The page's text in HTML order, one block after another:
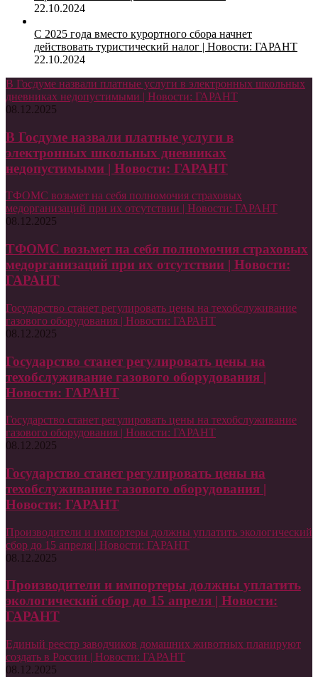
22.10.2024
С 2025 года вместо курортного сбора начнет
действовать туристический налог | Новости: ГАРАНТ
22.10.2024
В Госдуме назвали платные услуги в электронных школьных
дневниках недопустимыми | Новости: ГАРАНТ
08.12.2025
В Госдуме назвали платные услуги в
электронных школьных дневниках
недопустимыми | Новости: ГАРАНТ
ТФОМС возьмет на себя полномочия страховых
медорганизаций при их отсутствии | Новости: ГАРАНТ
08.12.2025
ТФОМС возьмет на себя полномочия страховых
медорганизаций при их отсутствии | Новости:
ГАРАНТ
Государство станет регулировать цены на техобслуживание
газового оборудования | Новости: ГАРАНТ
08.12.2025
Государство станет регулировать цены на
техобслуживание газового оборудования |
Новости: ГАРАНТ
Государство станет регулировать цены на техобслуживание
газового оборудования | Новости: ГАРАНТ
08.12.2025
Государство станет регулировать цены на
техобслуживание газового оборудования |
Новости: ГАРАНТ
Производители и импортеры должны уплатить экологический
сбор до 15 апреля | Новости: ГАРАНТ
08.12.2025
Производители и импортеры должны уплатить
экологический сбор до 15 апреля | Новости:
ГАРАНТ
Единый реестр заводчиков домашних животных планируют
создать в России | Новости: ГАРАНТ
08.12.2025